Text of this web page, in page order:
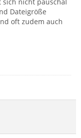
Dateigröße
oft zudem auch